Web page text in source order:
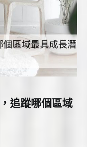
追蹤哪個區域